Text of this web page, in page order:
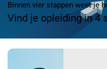
Binnen vier stappen weet je
Vind je opleiding in 4